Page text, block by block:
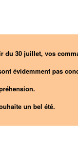
du 30 juillet, vos
évidemment pas
un bel été.